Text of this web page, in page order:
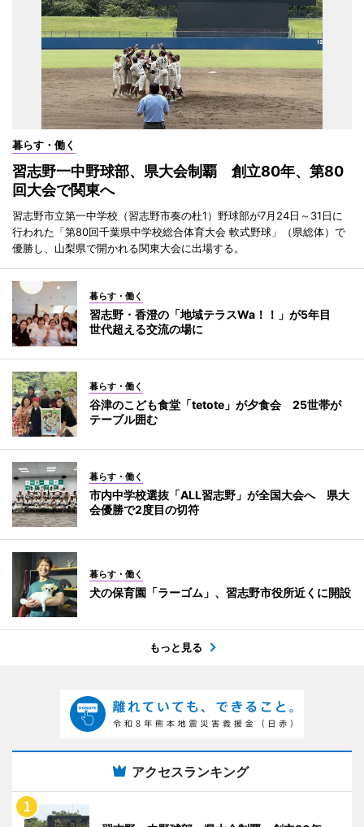
暮らす・働く
習志野一中野球部、県大会制覇 創立80年、第80
回大会で関東へ
習志野市立第一中学校（習志野市奏の杜1）野球部が7月24日～31日に
行われた「第80回千葉県中学校総合体育大会 軟式野球」（県総体）で
優勝し、山梨県で開かれる関東大会に出場する。
暮らす・働く
習志野・香澄の「地域テラスWa！！」が5年目
世代超える交流の場に
暮らす・働く
谷津のこども食堂「tetote」が夕食会 25世帯が
テーブル囲む
暮らす・働く
市内中学校選抜「ALL習志野」が全国大会へ 県大
会優勝で2度目の切符
暮らす・働く
犬の保育園「ラーゴム」、習志野市役所近くに開設
もっと見る
アクセスランキング